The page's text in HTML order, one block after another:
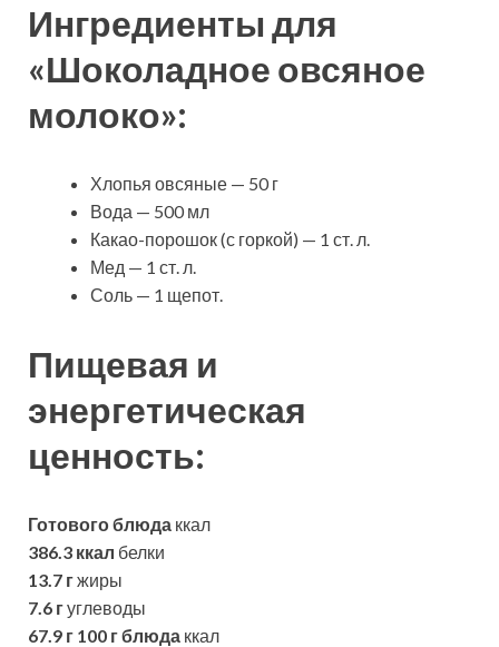
Ингредиенты для
«Шоколадное овсяное
молоко»:
Хлопья овсяные — 50 г
Вода — 500 мл
Какао-порошок (с горкой) — 1 ст. л.
Мед — 1 ст. л.
Соль — 1 щепот.
Пищевая и
энергетическая
ценность:
Готового блюда ккал
386.3 ккал белки
13.7 гжиры
7.6 гуглеводы
67.9 г 100 г блюда ккал